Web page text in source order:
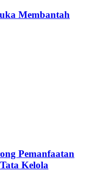
Membantah
Pemanfaatan
Kelola